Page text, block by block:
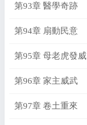
第93章 醫學奇跡
第94章 扇動民意
第95章 母老虎發威
第96章 家主威武
第97章 卷土重來